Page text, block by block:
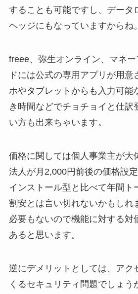
することも可能ですし、データ
ヘッジにもなっていますからね。
freee、弥生オンライン、マネ
ドには公式の専用アプリが用意
ホやタブレットからも入力可能
き時間などでチョチョイと仕訳
い方も出来ちゃいます。
価格に関しては個人事業主が大
法人が月2,000円前後の価格設
インストール型と比べて年間ト
割安とは言い切れないかもしれ
必要もないので機能に対する対
あると思います。
逆にデメリットとしては、アク
くるセキュリティ問題でしょう